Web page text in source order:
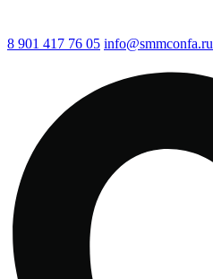
8 901 417 76 05 info@smmconfa.ru